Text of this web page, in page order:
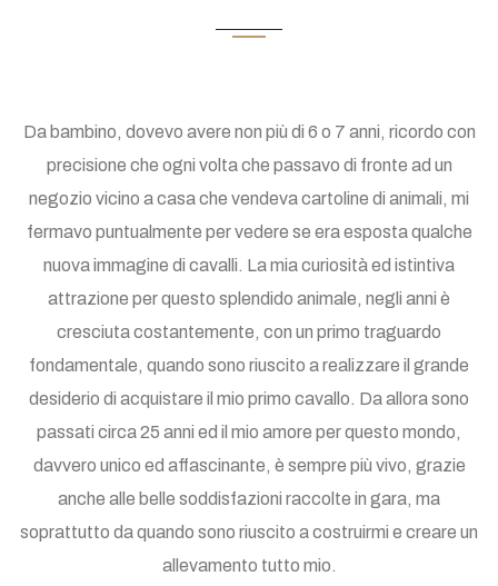
Da bambino, dovevo avere non più di 6 o 7 anni, ricordo con
precisione che ogni volta che passavo di fronte ad un
negozio vicino a casa che vendeva cartoline di animali, mi
fermavo puntualmente per vedere se era esposta qualche
nuova immagine di cavalli. La mia curiosità ed istintiva
attrazione per questo splendido animale, negli anni è
cresciuta costantemente, con un primo traguardo
fondamentale, quando sono riuscito a realizzare il grande
desiderio di acquistare il mio primo cavallo. Da allora sono
passati circa 25 anni ed il mio amore per questo mondo,
davvero unico ed affascinante, è sempre più vivo, grazie
anche alle belle soddisfazioni raccolte in gara, ma
soprattutto da quando sono riuscito a costruirmi e creare un
allevamento tutto mio.